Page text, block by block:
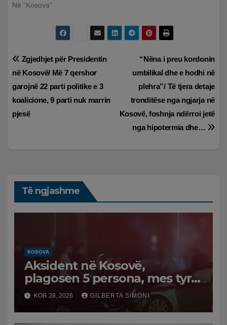
Në “Kosova”
Lëvizje
te
postimet
“Nëna i preu kordonin
umbilikal dhe e hodhi në
plehra”/ Të tjera detaje
tronditëse nga ngjarja në
Kosovë, foshnja ndërroi jetë
nga hipotermia dhe…
Zgjedhjet për Presidentin
në Kosovë/ Më 7 qershor
garojnë 22 parti politike e 3
koalicione, 9 parti nuk marrin
pjesë
Të ngjashme
KOSOVA
Aksident në Kosovë,
plagosen 5 persona, mes tyre
dhe dy efektivë policie
KOR 28, 2026 GILBERTA SIMONI